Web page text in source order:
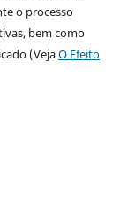
o processo
bem como
(VejaO Efeito